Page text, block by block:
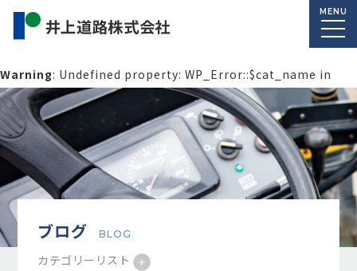
MENU
Warning: Undefined property: WP_Error::$cat_name in
/home/macolab2/inouedoro.co.jp/public_html/wp-
content/themes/inourdoro_theme_2024/single.phpon
line14
ブログ BLOG
カテゴリーリスト